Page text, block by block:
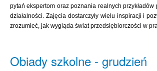
pytań ekspertom oraz poznania realnych przykładów
działalności. Zajęcia dostarczyły wielu inspiracji i
zrozumieć, jak wygląda świat przedsiębiorczości w
Obiady szkolne - grudzień